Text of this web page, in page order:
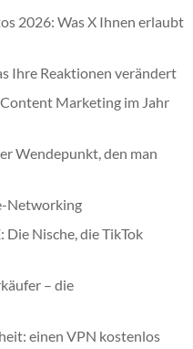
2026: Was X Ihnen erlaubt
Ihre Reaktionen verändert
Marketing im Jahr
Wendepunkt, den man
Networking
Die Nische, die TikTok
– die
einen VPN kostenlos